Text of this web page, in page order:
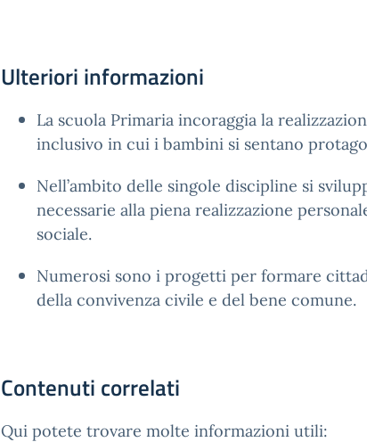
Ulteriori informazioni
La scuola Primaria incoraggia la
inclusivo in cui i bambini si sentano
Nell’ambito delle singole discipline si
necessarie alla piena realizzazione
sociale.
Numerosi sono i progetti per formare
della convivenza civile e del bene comune.
Contenuti correlati
Qui potete trovare molte informazioni utili: